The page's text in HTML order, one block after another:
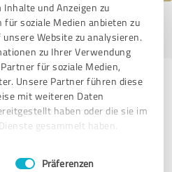
und Anzeigen zu
soziale Medien anbieten zu
Website zu analysieren.
zu Ihrer Verwendung
für soziale Medien,
Unsere Partner führen diese
mit weiteren Daten
haben oder die sie im
gesammelt haben.
Präferenzen
Aktualisierung: 10.01.2022|Profil
melden
zu weiteren
dem Bereich